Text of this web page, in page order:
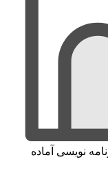
نویسی آماده